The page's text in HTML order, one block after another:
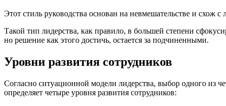
Этот стиль руководства основан на невмешательстве и схож
Такой тип лидерства, как правило, в большей степени
но решение как этого достичь, остается за подчиненными.
Уровни развития сотрудников
Согласно ситуационной модели лидерства, выбор одного из
определяет четыре уровня развития сотрудников: